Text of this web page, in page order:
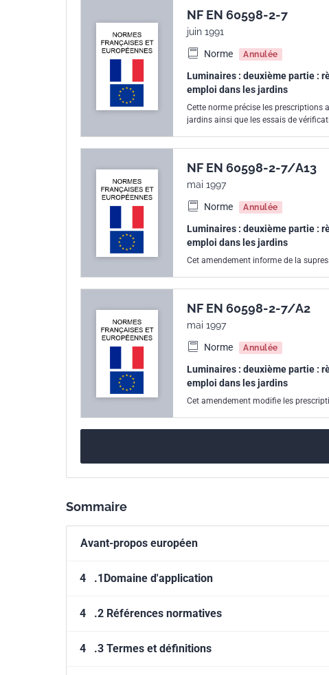
NF EN 60598-2-7
juin 1991
Norme
Annulée
Luminaires : deuxième partie :
emploi dans les jardins
Cette norme précise les
jardins ainsi que les essais de
NF EN 60598-2-7/A13
mai 1997
Norme
Annulée
Luminaires : deuxième partie :
emploi dans les jardins
Cet amendement informe de la
NF EN 60598-2-7/A2
mai 1997
Norme
Annulée
Luminaires : deuxième partie :
emploi dans les jardins
Cet amendement modifie les
Sommaire
Avant-propos européen
4 .1Domaine d'application
4 .2 Références normatives
4 .3 Termes et définitions